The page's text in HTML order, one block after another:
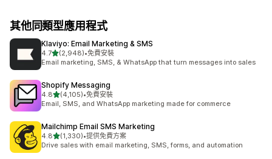
其他同類型應用程式
Klaviyo: Email Marketing & SMS
4.7滿分 5 顆星
(2,948)
共有 2948 則評價
•免費安裝
Email marketing, SMS, & WhatsApp that turn messages into sales
Shopify Messaging
4.8滿分 5 顆星
(4,105)
共有 4105 則評價
•免費安裝
Email, SMS, and WhatsApp marketing made for commerce
Mailchimp Email SMS Marketing
4.8滿分 5 顆星
(1,330)
共有 1330 則評價
•提供免費方案
Drive sales with email marketing, SMS, forms, and automation